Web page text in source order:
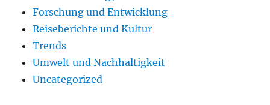
Forschung und Entwicklung
Reiseberichte und Kultur
Trends
Umwelt und Nachhaltigkeit
Uncategorized